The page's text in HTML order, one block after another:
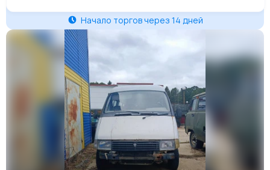
Начало торгов через 14 дней